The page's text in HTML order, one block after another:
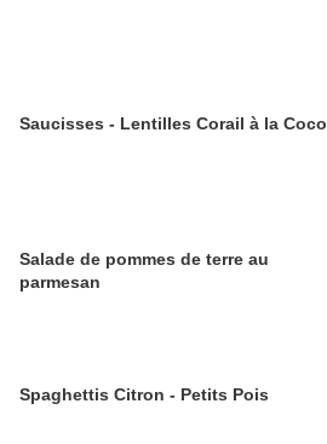
Saucisses - Lentilles Corail à la Coco
Salade de pommes de terre au
parmesan
Spaghettis Citron - Petits Pois